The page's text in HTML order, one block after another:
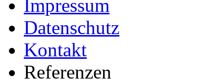
Impressum
Datenschutz
Kontakt
Referenzen